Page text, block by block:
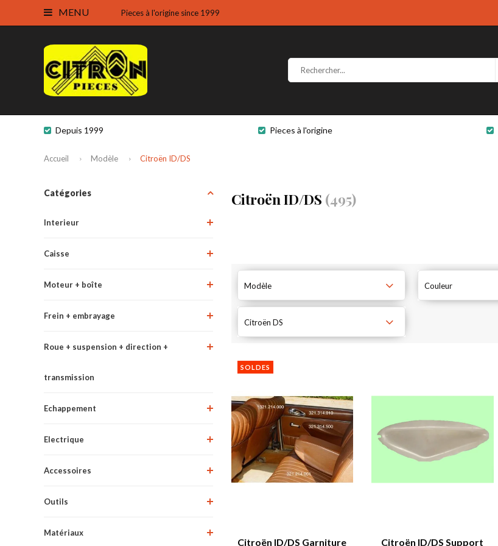
MENU Pieces à l'origine since 1999
Depuis 1999 Pieces à l'origine
Accueil Modèle Citroën ID/DS
Catégories
Interieur
Caisse
Moteur + boîte
Frein + embrayage
Roue + suspension + direction +
transmission
Echappement
Electrique
Accessoires
Outils
Matériaux
Citroën ID/DS (495)
Modèle Couleur
Citroën DS
SOLDES
Citroën ID/DS Garniture
Citroën ID/DS Support